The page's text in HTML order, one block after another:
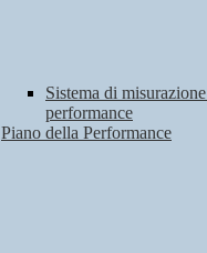
Sistema di
performance
Piano della Performance